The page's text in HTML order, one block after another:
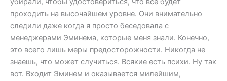
проходить на высочайшем уровне. Они внимательно
следили даже когда я просто беседовала с
менеджерами Эминема, которые меня знали. Конечно,
это всего лишь меры предосторожности. Никогда не
знаешь, что может случиться. Всякие есть психи. Ну так
вот. Входит Эминем и оказывается милейшим,